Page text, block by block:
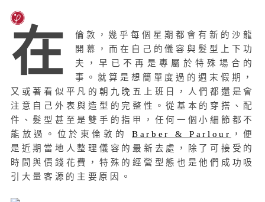
在
倫敦，幾乎每個星期都會有新的沙龍
開幕，而在自己的儀容與髮型上下功
夫，早已不再是專屬於特殊場合的
事。就算是想簡單度過的週末假期，
又或著看似平凡的朝九晚五上班日，人們都還是會
注意自己外表與造型的完整性。從基本的穿搭、配
件、髮型甚至是雙手的指甲，任何一個小細節都不
能放過。位於東倫敦的Barber & Parlour
，便
是近期當地人整理儀容的最新去處，除了可接受的
時間與價錢花費，特殊的經營型態也是他們成功吸
引大量客源的主要原因。